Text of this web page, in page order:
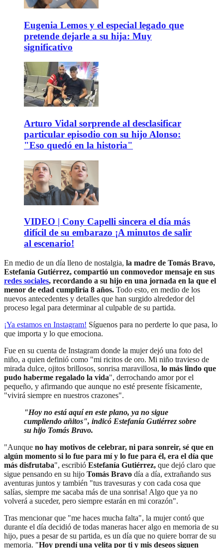
Eugenia Lemos y el especial legado que
pretende dejarle a su hija: Muy
significativo
Arturo Vidal sorprende al desclasificar
particular episodio con su hijo Alonso:
"Eso quedó en la historia"
VIDEO | Cony Capelli sincera el día más
difícil de su embarazo ¡A minutos de salir
al escenario!
En medio de un día lleno de nostalgia, la madre de Tomás Bravo,
Estefanía Gutiérrez, compartió un conmovedor mensaje en sus
redes sociales, recordando a su hijo en una jornada en la que el
menor de edad cumpliría 8 años. Todo esto, en medio de los
nuevos antecedentes y detalles que han surgido alrededor del
proceso legal para determinar al culpable de su partida.
¡Ya estamos en Instagram! Síguenos para no perderte lo que pasa, lo
que importa y lo que emociona.
Fue en su cuenta de Instagram donde la mujer dejó una foto del
niño, a quien definió como "mi ricitos de oro. Mi niño travieso de
mirada dulce, ojitos brillosos, sonrisa maravillosa, lo más lindo que
pudo haberme regalado la vida", derrochando amor por el
pequeño, y afirmando que aunque no esté presente físicamente,
"vivirá siempre en nuestros crazones".
"Hoy no está aquí en este plano, ya no sigue
cumpliendo añitos", indicó Estefanía Gutiérrez sobre
su hijo Tomás Bravo.
"Aunque no hay motivos de celebrar, ni para sonreir, sé que en
algún momento si lo fue para mí y lo fue para él, era el día que
más disfrutaba", escribió Estefanía Gutiérrez, que dejó claro que
sigue pensando en su hijo Tomás Bravo día a día, extrañando sus
aventuras juntos y también "tus travesuras y con cada cosa que
salías, siempre me sacaba más de una sonrisa! Algo que ya no
volverá a suceder, pero siempre estarán en mi corazón".
Tras mencionar que "me haces mucha falta", la mujer contó que
durante el día decidió de todas maneras hacer algo en memoria de su
hijo, pues a pesar de su partida, es un día que no quiere borrar de su
memoria. "Hoy prendí una velita por ti y mis deseos siguen